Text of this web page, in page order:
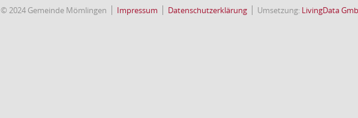
© 2024 Gemeinde Mömlingen Impressum Datenschutzerklärung Umsetzung: LivingData